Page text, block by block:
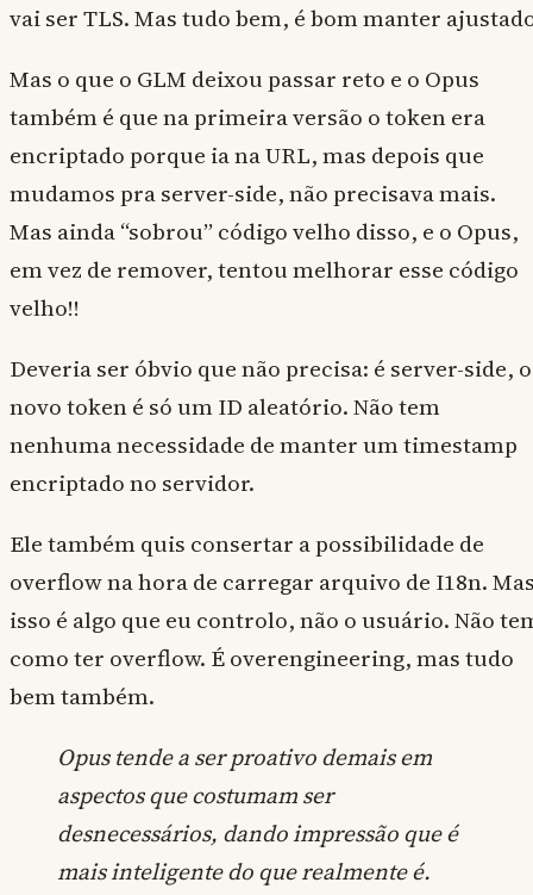
vai ser TLS. Mas tudo bem, é bom manter
Mas o que o GLM deixou passar reto e o Opus
também é que na primeira versão o token era
encriptado porque ia na URL, mas depois que
mudamos pra server-side, não precisava mais.
Mas ainda “sobrou” código velho disso, e o Opus,
em vez de remover, tentou melhorar esse código
velho!!
Deveria ser óbvio que não precisa: é server-side, o
novo token é só um ID aleatório. Não tem
nenhuma necessidade de manter um timestamp
encriptado no servidor.
Ele também quis consertar a possibilidade de
overflow na hora de carregar arquivo de I18n.
isso é algo que eu controlo, não o usuário. Não
como ter overflow. É overengineering, mas tudo
bem também.
Opus tende a ser proativo demais em
aspectos que costumam ser
desnecessários, dando impressão que é
mais inteligente do que realmente é.